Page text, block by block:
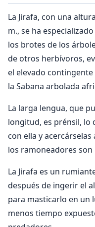
La Jirafa, con una
m., se ha
los brotes de los
de otros herbívoros,
el elevado
la Sabana arbolada
La larga lengua, que
longitud, es prénsil, lo
con ella y
los ramoneadores son
La Jirafa es un
después de ingerir el
para masticarlo en un
menos tiempo